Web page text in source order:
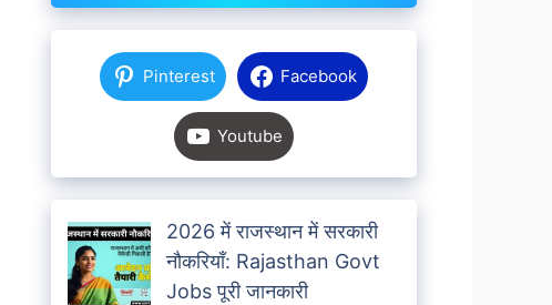
Pinterest Facebook
Youtube
2026 में राजस्थान में सरकारी
नौकरियाँ: Rajasthan Govt
Jobs पूरी जानकारी